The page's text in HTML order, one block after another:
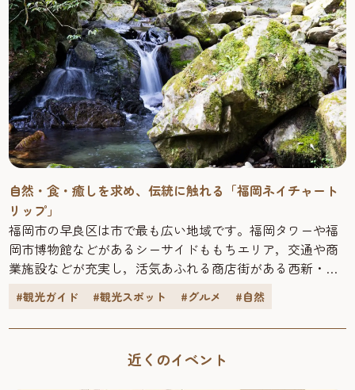
自然・食・癒しを求め、伝統に触れる「福岡ネイチャート
リップ」
福岡市の早良区は市で最も広い地域です。福岡タワーや福
岡市博物館などがあるシーサイドももちエリア，交通や商
業施設などが充実し，活気あふれる商店街がある西新・藤
崎エリア，シロウオ漁が有名で，ジョギングや散歩を楽し
む人も多い室見川エリア，閑静な住宅街が広がる野芥・賀
茂エリア，そして，四季折々の豊かな脊振の自然を感じる
います。今回は早良区南部エリアの自然を感じ，味わう，
#観光ガイド #観光スポット #グルメ #自然
近くのイベント